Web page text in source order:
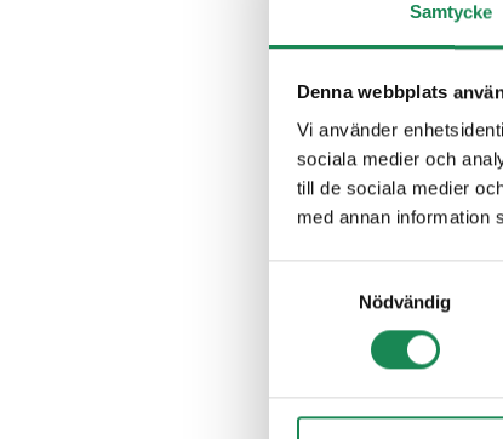
Samtycke
Denna webbplats
Vi använder
sociala medier och
till de sociala medier
med annan information
Nödvändig